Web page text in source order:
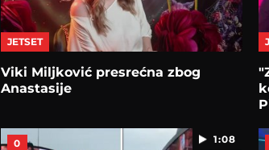
JETSET
Viki Miljković presrećna zbog
Anastasije
1:08
0